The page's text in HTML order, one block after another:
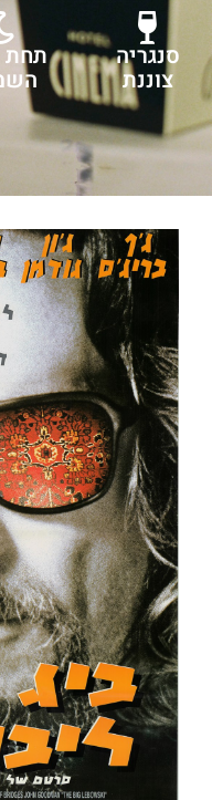
סנגריה
צוננת
תחת